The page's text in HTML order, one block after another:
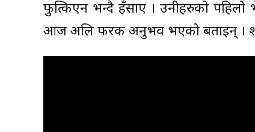
फुत्किएन भन्दै हँसाए । उनीहरुको पहिलो
आज अलि फरक अनुभव भएको बताइन् ।